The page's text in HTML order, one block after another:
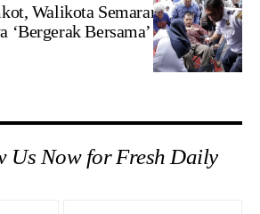
Walikota Semarang Kembali
‘Bergerak Bersama’
Us Now for Fresh Daily